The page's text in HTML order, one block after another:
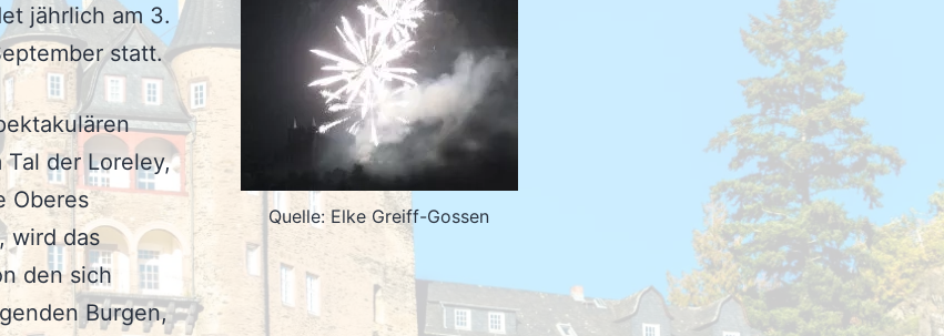
jährlich am 3.
statt.
Tal der Loreley,
Oberes
wird das
den sich
Burgen,
Quelle: Elke Greiff-Gossen